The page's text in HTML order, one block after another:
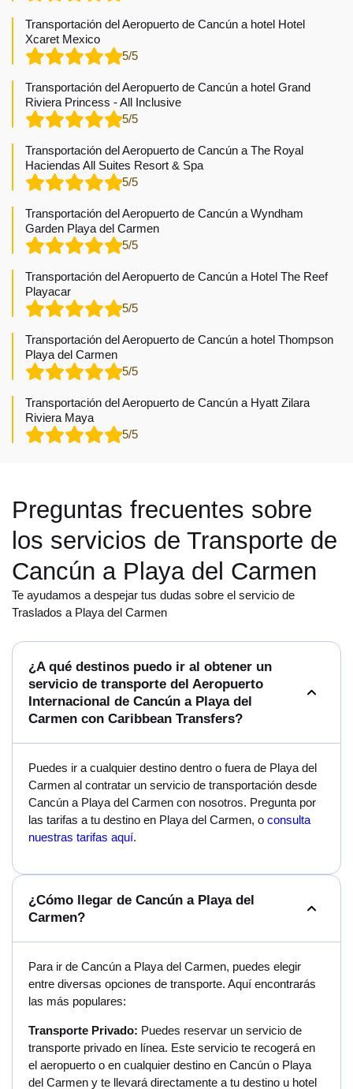
Transportación del Aeropuerto de Cancún a hotel Hotel
Xcaret Mexico
5/5
Transportación del Aeropuerto de Cancún a hotel Grand
Riviera Princess - All Inclusive
5/5
Transportación del Aeropuerto de Cancún a The Royal
Haciendas All Suites Resort & Spa
5/5
Transportación del Aeropuerto de Cancún a Wyndham
Garden Playa del Carmen
5/5
Transportación del Aeropuerto de Cancún a Hotel The Reef
Playacar
5/5
Transportación del Aeropuerto de Cancún a hotel Thompson
Playa del Carmen
5/5
Transportación del Aeropuerto de Cancún a Hyatt Zilara
Riviera Maya
5/5
Preguntas frecuentes sobre
los servicios de Transporte de
Cancún a Playa del Carmen
Te ayudamos a despejar tus dudas sobre el servicio de
Traslados a Playa del Carmen
¿A qué destinos puedo ir al obtener un
servicio de transporte del Aeropuerto
Internacional de Cancún a Playa del
Carmen con Caribbean Transfers?
Puedes ir a cualquier destino dentro o fuera de Playa del
Carmen al contratar un servicio de transportación desde
Cancún a Playa del Carmen con nosotros. Pregunta por
las tarifas a tu destino en Playa del Carmen, o consulta
nuestras tarifas aquí.
¿Cómo llegar de Cancún a Playa del
Carmen?
Para ir de Cancún a Playa del Carmen, puedes elegir
entre diversas opciones de transporte. Aquí encontrarás
las más populares:
Transporte Privado: Puedes reservar un servicio de
transporte privado en línea. Este servicio te recogerá en
el aeropuerto o en cualquier destino en Cancún o Playa
del Carmen y te llevará directamente a tu destino u hotel